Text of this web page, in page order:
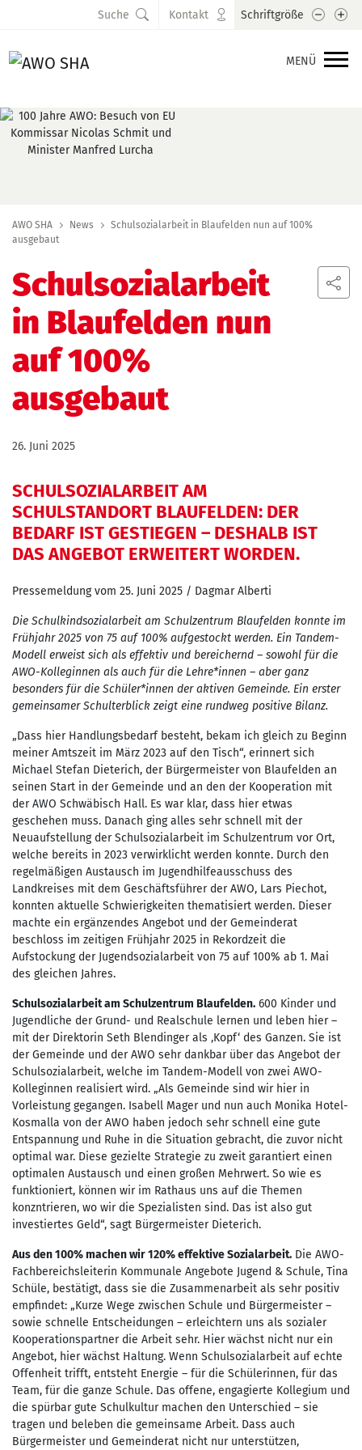
MENÜ
Suche Kontakt Schriftgröße Schrift
AWO SHA News
Schulsozialarbeit in Blaufelden nun auf 100%
ausgebaut
Schulsozialarbeit
in Blaufelden nun
auf 100%
ausgebaut
26. Juni 2025
SCHULSOZIALARBEIT AM
SCHULSTANDORT BLAUFELDEN: DER
BEDARF IST GESTIEGEN – DESHALB IST
DAS ANGEBOT ERWEITERT WORDEN.
Pressemeldung vom 25. Juni 2025 / Dagmar Alberti
Die Schulkindsozialarbeit am Schulzentrum Blaufelden konnte im
Frühjahr 2025 von 75 auf 100% aufgestockt werden. Ein Tandem-
Modell erweist sich als effektiv und bereichernd – sowohl für die
AWO-Kolleginnen als auch für die Lehre*innen – aber ganz
besonders für die Schüler*innen der aktiven Gemeinde. Ein erster
gemeinsamer Schulterblick zeigt eine rundweg positive Bilanz.
„Dass hier Handlungsbedarf besteht, bekam ich gleich zu Beginn
meiner Amtszeit im März 2023 auf den Tisch“, erinnert sich
Michael Stefan Dieterich, der Bürgermeister von Blaufelden an
seinen Start in der Gemeinde und an den der Kooperation mit
der AWO Schwäbisch Hall. Es war klar, dass hier etwas
geschehen muss. Danach ging alles sehr schnell mit der
Neuaufstellung der Schulsozialarbeit im Schulzentrum vor Ort,
welche bereits in 2023 verwirklicht werden konnte. Durch den
regelmäßigen Austausch im Jugendhilfeausschuss des
Landkreises mit dem Geschäftsführer der AWO, Lars Piechot,
konnten aktuelle Schwierigkeiten thematisiert werden. Dieser
machte ein ergänzendes Angebot und der Gemeinderat
beschloss im zeitigen Frühjahr 2025 in Rekordzeit die
Aufstockung der Jugendsozialarbeit von 75 auf 100% ab 1. Mai
des gleichen Jahres.
Schulsozialarbeit am Schulzentrum Blaufelden. 600 Kinder und
Jugendliche der Grund- und Realschule lernen und leben hier –
mit der Direktorin Seth Blendinger als ‚Kopf‘ des Ganzen. Sie ist
der Gemeinde und der AWO sehr dankbar über das Angebot der
Schulsozialarbeit, welche im Tandem-Modell von zwei AWO-
Kolleginnen realisiert wird. „Als Gemeinde sind wir hier in
Vorleistung gegangen. Isabell Mager und nun auch Monika Hotel-
Kosmalla von der AWO haben jedoch sehr schnell eine gute
Entspannung und Ruhe in die Situation gebracht, die zuvor nicht
optimal war. Diese gezielte Strategie zu zweit garantiert einen
optimalen Austausch und einen großen Mehrwert. So wie es
funktioniert, können wir im Rathaus uns auf die Themen
konzntrieren, wo wir die Spezialisten sind. Das ist also gut
investiertes Geld“, sagt Bürgermeister Dieterich.
Aus den 100% machen wir 120% effektive Sozialarbeit. Die AWO-
Fachbereichsleiterin Kommunale Angebote Jugend & Schule, Tina
Schüle, bestätigt, dass sie die Zusammenarbeit als sehr positiv
empfindet: „Kurze Wege zwischen Schule und Bürgermeister –
sowie schnelle Entscheidungen – erleichtern uns als sozialer
Kooperationspartner die Arbeit sehr. Hier wächst nicht nur ein
Angebot, hier wächst Haltung. Wenn Schulsozialarbeit auf echte
Offenheit trifft, entsteht Energie – für die Schülerinnen, für das
Team, für die ganze Schule. Das offene, engagierte Kollegium und
die spürbar gute Schulkultur machen den Unterschied – sie
tragen und beleben die gemeinsame Arbeit. Dass auch
Bürgermeister und Gemeinderat nicht nur unterstützen,